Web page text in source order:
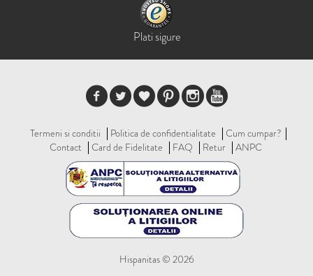
Plati sigure
Termeni si conditii Politica de confidentialitate
Cum cumpar?
Contact
Card de Fidelitate FAQ Retur ANPC
Hispanitas © 2026